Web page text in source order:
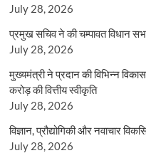
July 28, 2026
प्रमुख सचिव ने की चम्पावत विधान
July 28, 2026
मुख्यमंत्री ने प्रदान की विभिन्न
करोड़ की वित्तीय स्वीकृति
July 28, 2026
विज्ञान, प्रौद्योगिकी और नवाचार
July 28, 2026